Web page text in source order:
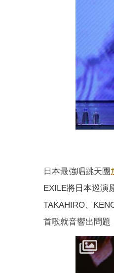
日本最強唱跳天團
EXILE將日本巡演
TAKAHIRO、
首歌就音響出問題